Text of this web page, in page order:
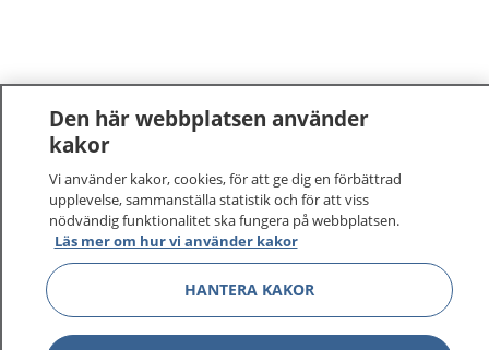
Den här webbplatsen använder
kakor
Vi använder kakor, cookies, för att ge dig en förbättrad
upplevelse, sammanställa statistik och för att viss
nödvändig funktionalitet ska fungera på webbplatsen.
Läs mer om hur vi använder kakor
HANTERA KAKOR